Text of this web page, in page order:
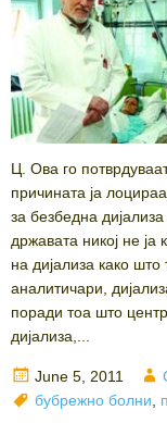
Ц. Ова го
причината ја
за безбедна
државата никој не
на дијализа како
аналитичари,
поради тоа што
дијализа,...
Posted
on
June 5, 2011
Tags
бубрежно болни